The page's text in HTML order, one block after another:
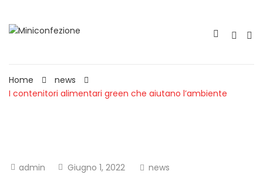
Home
news
I contenitori alimentari green che aiutano l’ambiente
admin Giugno 1, 2022 news